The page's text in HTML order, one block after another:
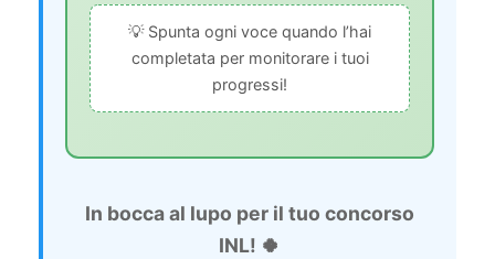
💡 Spunta ogni voce quando l’hai
completata per monitorare i tuoi
progressi!
In bocca al lupo per il tuo concorso
INL! 🍀